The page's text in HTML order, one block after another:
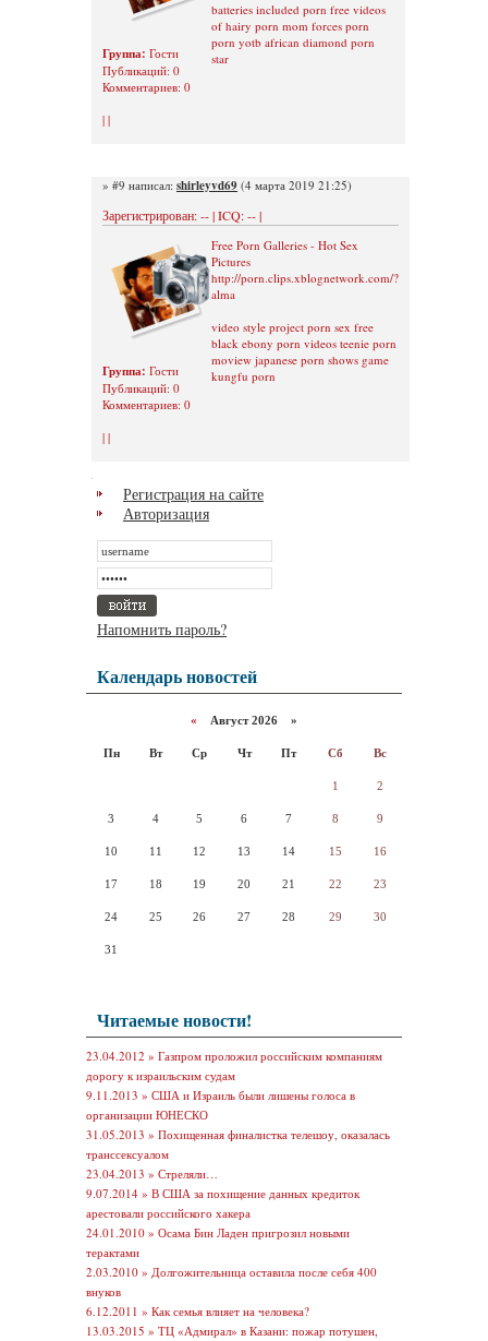
Группа: Гости
Публикаций: 0
Комментариев: 0
batteries included porn free videos
of hairy porn mom forces porn
porn yotb african diamond porn
star
| |
» #9 написал: shirleyvd69 (4 марта 2019 21:25)
Зарегистрирован: -- | ICQ: -- |
Группа: Гости
Публикаций: 0
Комментариев: 0
Free Porn Galleries - Hot Sex
Pictures
http://porn.clips.xblognetwork.com/?
alma
video style project porn sex free
black ebony porn videos teenie porn
moview japanese porn shows game
kungfu porn
| |
Регистрация на сайте
Авторизация
Напомнить пароль?
Календарь новостей
« Август 2026 »
Пн Вт Ср Чт Пт Сб Вс
1 2
3 4 5 6 7 8 9
10 11 12 13 14 15 16
17 18 19 20 21 22 23
24 25 26 27 28 29 30
31
Читаемые новости!
23.04.2012 » Газпром проложил российским компаниям
дорогу к израильским судам
9.11.2013 » США и Израиль были лишены голоса в
организации ЮНЕСКО
31.05.2013 » Похищенная финалистка телешоу, оказалась
транссексуалом
23.04.2013 » Стреляли…
9.07.2014 » В США за похищение данных кредиток
арестовали российского хакера
24.01.2010 » Осама Бин Ладен пригрозил новыми
терактами
2.03.2010 » Долгожительница оставила после себя 400
внуков
6.12.2011 » Как семья влияет на человека?
13.03.2015 » ТЦ «Адмирал» в Казани: пожар потушен,